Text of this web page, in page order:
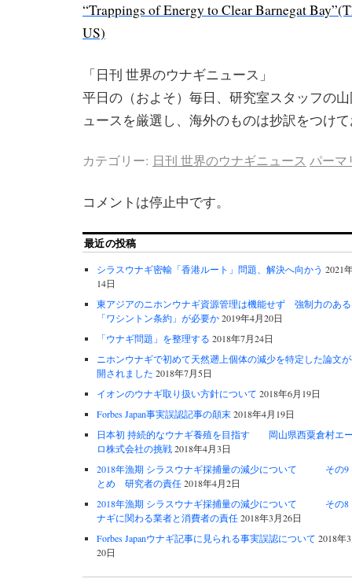
“Trappings of Energy to Clear Barnegat
US)
「日刊 世界のウナギニュース」
平日の（およそ）毎日、研究室スタッフの
ュースを厳選し、海外のものは抄訳をつけ
カテゴリー: 日刊 世界のウナギニュース パーマ
コメントは停止中です。
最近の投稿
シラスウナギ密輸「香港ルート」問題、解決へ向かう 2021
14日
東アジアのニホンウナギ資源管理は機能せず 強制力のある
「ワシントン条約」が必要か2019年4月20日
「ウナギ問題」を整理する 2018年7月24日
ニホンウナギで初めて天然遡上個体の減少を特定した論文
開されました 2018年7月5日
イオンのウナギ取り扱い方針について 2018年6月19日
Forbes Japan事実誤認記事の顛末2018年4月19日
日本初 持続的なウナギ養殖を目指す 岡山県西粟倉村エ
ロ株式会社の挑戦2018年4月3日
2018年漁期 シラスウナギ採捕量の減少について その
とめ 研究者の責任2018年4月2日
2018年漁期 シラスウナギ採捕量の減少について その8
ナギに関わる業者と消費者の責任2018年3月26日
Forbes Japanウナギ記事に見られる事実誤認について 2018年
20日